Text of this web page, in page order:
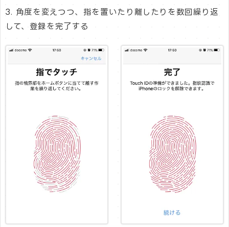
3. 角度を変えつつ、指を置いたり離したりを数回繰り返
して、登録を完了する